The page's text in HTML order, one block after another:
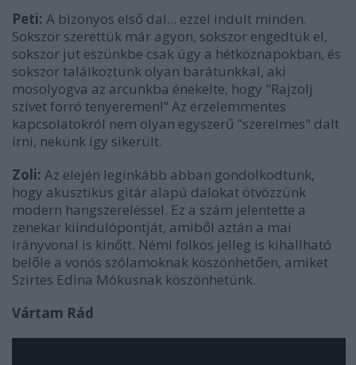
Peti: A bizonyos első dal... ezzel indult minden.
Sokszor szerettük már agyon, sokszor engedtük el,
sokszor jut eszünkbe csak úgy a hétköznapokban, és
sokszor találkoztunk olyan barátunkkal, aki
mosolyogva az arcunkba énekelte, hogy "Rajzolj
szívet forró tenyeremen!" Az érzelemmentes
kapcsolatokról nem olyan egyszerű "szerelmes" dalt
írni, nekünk így sikerült.
Zoli: Az elején leginkább abban gondolkodtunk,
hogy akusztikus gitár alapú dalokat ötvözzünk
modern hangszereléssel. Ez a szám jelentette a
zenekar kiindulópontját, amiből aztán a mai
irányvonal is kinőtt. Némi folkos jelleg is kihallható
belőle a vonós szólamoknak köszönhetően, amiket
Szirtes Edina Mókusnak köszönhetünk.
Vártam Rád